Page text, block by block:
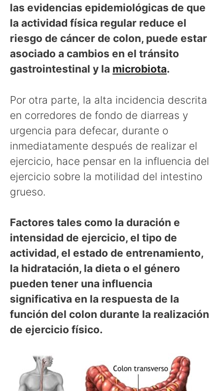
las evidencias epidemiológicas de que
la actividad física regular reduce el
riesgo de cáncer de colon, puede estar
asociado a cambios en el tránsito
gastrointestinal y la microbiota.
Por otra parte, la alta incidencia descrita
en corredores de fondo de diarreas y
urgencia para defecar, durante o
inmediatamente después de realizar el
ejercicio, hace pensar en la influencia del
ejercicio sobre la motilidad del intestino
grueso.
Factores tales como la duración e
intensidad de ejercicio, el tipo de
actividad, el estado de entrenamiento,
la hidratación, la dieta o el género
pueden tener una influencia
significativa en la respuesta de la
función del colon durante la realización
de ejercicio físico.